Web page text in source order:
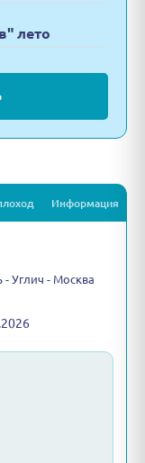
лето
Информация
Углич - Москва